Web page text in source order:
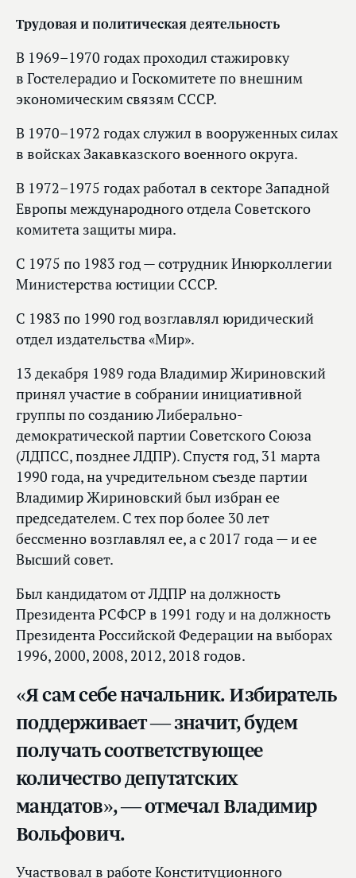
Трудовая и политическая деятельность
В 1969–1970 годах проходил стажировку
в Гостелерадио и Госкомитете по внешним
экономическим связям СССР.
В 1970–1972 годах служил в вооруженных силах
в войсках Закавказского военного округа.
В 1972–1975 годах работал в секторе Западной
Европы международного отдела Советского
комитета защиты мира.
С 1975 по 1983 год — сотрудник Инюрколлегии
Министерства юстиции СССР.
С 1983 по 1990 год возглавлял юридический
отдел издательства «Мир».
13 декабря 1989 года Владимир Жириновский
принял участие в собрании инициативной
группы по созданию Либерально-
демократической партии Советского Союза
(ЛДПСС, позднее ЛДПР). Спустя год, 31 марта
1990 года, на учредительном съезде партии
Владимир Жириновский был избран ее
председателем. С тех пор более 30 лет
бессменно возглавлял ее, а с 2017 года — и ее
Высший совет.
Был кандидатом от ЛДПР на должность
Президента РСФСР в 1991 году и на должность
Президента Российской Федерации на выборах
1996, 2000, 2008, 2012, 2018 годов.
«Я сам себе начальник. Избиратель
поддерживает — значит, будем
получать соответствующее
количество депутатских
мандатов», — отмечал Владимир
Вольфович.
Участвовал в работе Конституционного